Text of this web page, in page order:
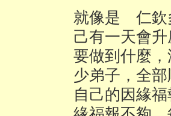
就像是 仁欽
己有一天會
要做到什麼
少弟子，全
自己的因緣